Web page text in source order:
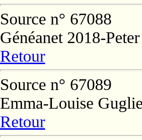
Source n° 67088
Généanet 2018-
Retour
Source n° 67089
Emma-Louise
Retour